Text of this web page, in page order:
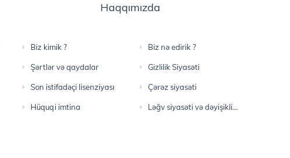
Haqqımızda
Biz kimik ? Biz nə edirik ?
Şərtlər və qaydalar Gizlilik Siyasəti
Son istifadəçi lisenziyası Çərəz siyasəti
Hüquqi imtina Ləğv siyasəti və dəyişikliklər